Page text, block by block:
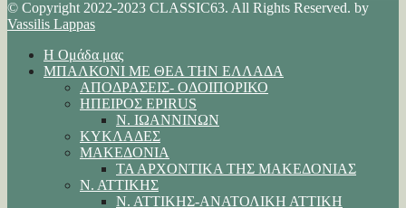
© Copyright 2022-2023 CLASSIC63. All Rights Reserved. by
Vassilis Lappas
Η Ομάδα μας
ΜΠΑΛΚΟΝΙ ΜΕ ΘΕΑ ΤΗΝ ΕΛΛΑΔΑ
ΑΠΟΔΡΑΣΕΙΣ- ΟΔΟΙΠΟΡΙΚΟ
ΗΠΕΙΡΟΣ EPIRUS
Ν. ΙΩΑΝΝΙΝΩΝ
ΚΥΚΛΑΔΕΣ
ΜΑΚΕΔΟΝΙΑ
ΤΑ ΑΡΧΟΝΤΙΚΑ ΤΗΣ ΜΑΚΕΔΟΝΙΑΣ
Ν. ΑΤΤΙΚΗΣ
Ν. ΑΤΤΙΚΗΣ-ΑΝΑΤΟΛΙΚΗ ΑΤΤΙΚΗ